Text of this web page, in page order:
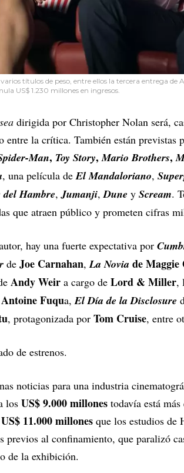
títulos de peso, entre ellos la tercera entrega de
US$ 1.230 millones en ingresos.
dirigida por Christopher Nolan será,
la crítica. También están previstas
Man, Toy Story,Mario Brothers,
, una película de El Mandaloriano,
del Hambre,Jumanji,Dune y Scream.
que atraen público y prometen cifras
hay una fuerte expectativa por
de Joe Carnahan,La Novia de Maggie
Andy Weir a cargo de Lord & Miller,
Antoine Fuqua,El Día de la Disclosure
, protagonizada por Tom Cruise, entre
de estrenos.
noticias para una industria
los US$ 9.000 millones todavía está más
US$ 11.000 millones que los estudios de
previos al confinamiento, que paralizó
de la exhibición.